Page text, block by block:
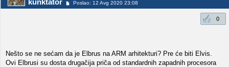
kunktator Poslao: 12 Avg 2020 23:08
0
Nešto se ne sećam da je Elbrus na ARM arhitekturi? Pre će biti Elvis.
Ovi Elbrusi su dosta drugačija priča od standardnih zapadnih procesora